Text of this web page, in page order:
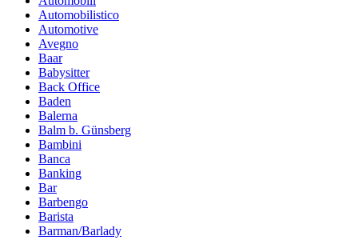
Automobilistico
Automotive
Avegno
Baar
Babysitter
Back Office
Baden
Balerna
Balm b. Günsberg
Bambini
Banca
Banking
Bar
Barbengo
Barista
Barman/Barlady